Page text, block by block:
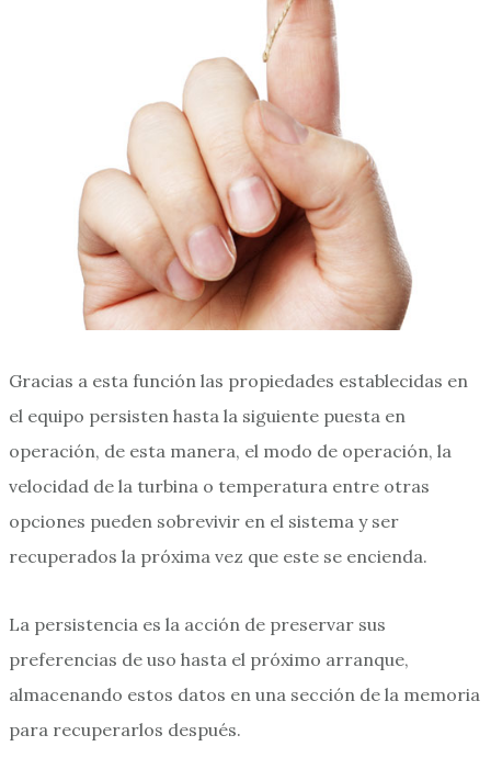
Gracias a esta función las propiedades establecidas en
el equipo persisten hasta la siguiente puesta en
operación, de esta manera, el modo de operación, la
velocidad de la turbina o temperatura entre otras
opciones pueden sobrevivir en el sistema y ser
recuperados la próxima vez que este se encienda.
La persistencia es la acción de preservar sus
preferencias de uso hasta el próximo arranque,
almacenando estos datos en una sección de la memoria
para recuperarlos después.